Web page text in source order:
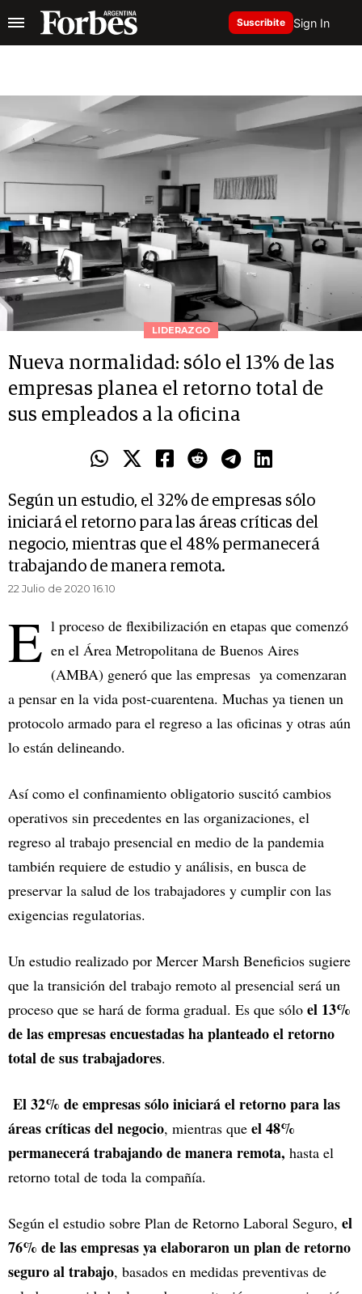
Suscribite Sign In
LIDERAZGO
Nueva normalidad: sólo el 13% de las
empresas planea el retorno total de
sus empleados a la oficina
Según un estudio, el 32% de empresas sólo
iniciará el retorno para las áreas críticas del
negocio, mientras que el 48% permanecerá
trabajando de manera remota.
22 Julio de 2020 16.10
E l proceso de flexibilización en etapas que comenzó
en el Área Metropolitana de Buenos Aires
(AMBA) generó que las empresas ya comenzaran
a pensar en la vida post-cuarentena. Muchas ya tienen un
protocolo armado para el regreso a las oficinas y otras aún
lo están delineando.
Así como el confinamiento obligatorio suscitó cambios
operativos sin precedentes en las organizaciones, el
regreso al trabajo presencial en medio de la pandemia
también requiere de estudio y análisis, en busca de
preservar la salud de los trabajadores y cumplir con las
exigencias regulatorias.
Un estudio realizado por Mercer Marsh Beneficios sugiere
que la transición del trabajo remoto al presencial será un
proceso que se hará de forma gradual. Es que sólo el 13%
de las empresas encuestadas ha planteado el retorno
total de sus trabajadores.
El 32% de empresas sólo iniciará el retorno para las
áreas críticas del negocio, mientras que el 48%
permanecerá trabajando de manera remota, hasta el
retorno total de toda la compañía.
Según el estudio sobre Plan de Retorno Laboral Seguro, el
76% de las empresas ya elaboraron un plan de retorno
seguro al trabajo, basados en medidas preventivas de